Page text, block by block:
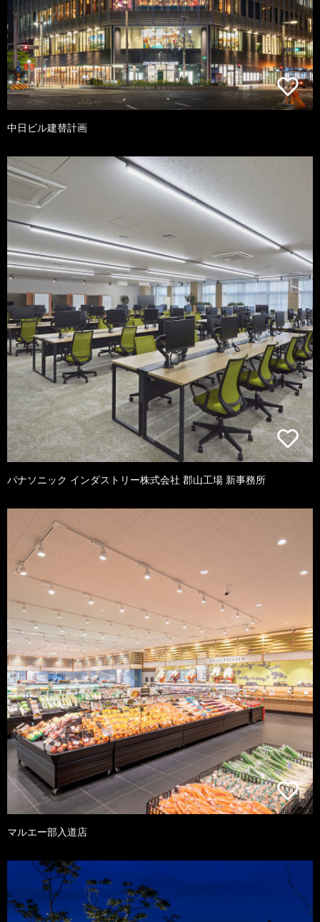
中日ビル建替計画
パナソニック インダストリー株式会社 郡山工場 新事務所
マルエー部入道店